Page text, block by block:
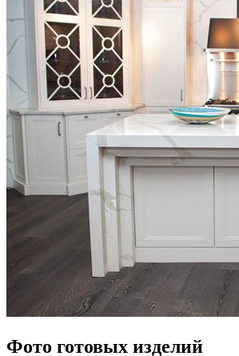
Фото готовых изделий